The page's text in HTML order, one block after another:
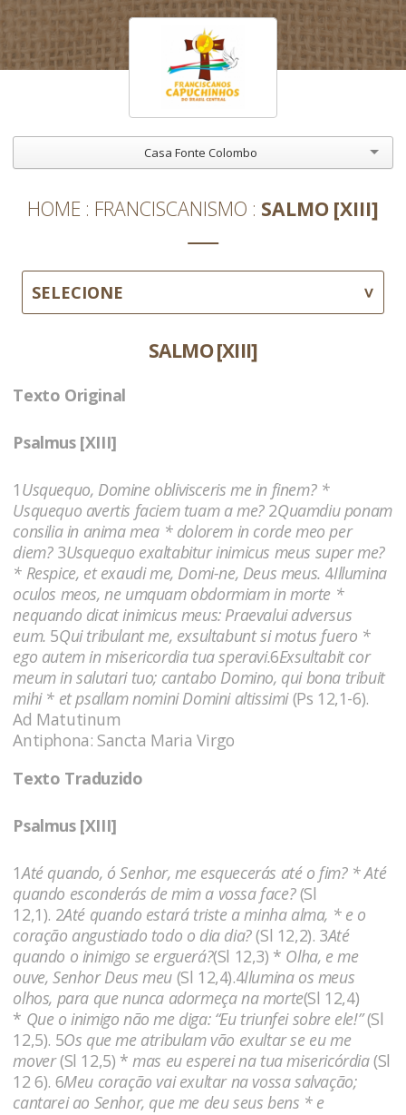
Casa Fonte Colombo
HOME FRANCISCANISMO SALMO [XIII]
SELECIONE
SALMO [XIII]
Texto Original
Psalmus [XIII]
1 Usquequo, Domine oblivisceris me in finem? *
Usquequo avertis faciem tuam a me? 2Quamdiu ponam
consilia in anima mea * dolorem in corde meo per
diem? 3Usquequo exaltabitur inimicus meus super me?
* Respice, et exaudi me, Domi-ne, Deus meus. 4Illumina
oculos meos, ne umquam obdormiam in morte *
nequando dicat inimicus meus: Praevalui adversus
eum. 5Qui tribulant me, exsultabunt si motus fuero *
ego autem in misericordia tua speravi.6Exsultabit cor
meum in salutari tuo; cantabo Domino, qui bona tribuit
mihi * et psallam nomini Domini altissimi(Ps 12,1-6).
Ad Matutinum
Antiphona: Sancta Maria Virgo
Texto Traduzido
Psalmus [XIII]
1Até quando, ó Senhor, me esquecerás até o fim? * Até
quando esconderás de mim a vossa face?(Sl
12,1). 2Até quando estará triste a minha alma, * e o
coração angustiado todo o dia dia?(Sl 12,2). 3Até
quando o inimigo se erguerá?(Sl 12,3) * Olha, e me
ouve, Senhor Deus meu (Sl 12,4).4Ilumina os meus
olhos, para que nunca adormeça na morte(Sl 12,4)
* Que o inimigo não me diga: “Eu triunfei sobre ele!”(Sl
12,5). 5Os que me atribulam vão exultar se eu me
mover(Sl 12,5) * mas eu esperei na tua misericórdia(Sl
12 6). 6Meu coração vai exultar na vossa salvação;
cantarei ao Senhor, que me deu seus bens * e